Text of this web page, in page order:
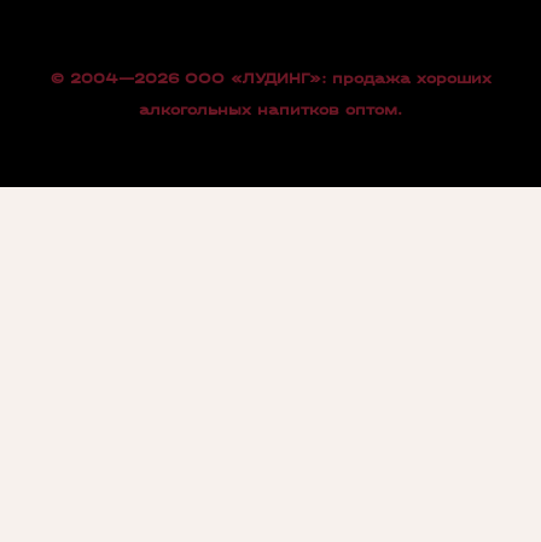
© 2004—2026 OOO «ЛУДИНГ»: продажа хороших
алкогольных напитков оптом.